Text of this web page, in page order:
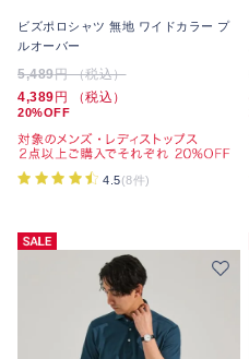
ビズポロシャツ 無地 ワイドカラー プ
ルオーバー
5,489円 （税込）
4,389円 （税込）
20%OFF
4.5(8件)